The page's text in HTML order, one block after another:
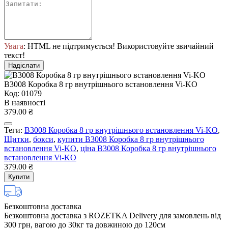
Увага: HTML не підтримується! Використовуйте звичайний
текст!
Надіслати
В3008 Коробка 8 гр внутрішнього встановлення Vi-KO
Код: 01079
В наявності
379.00 ₴
Теги: В3008 Коробка 8 гр внутрішнього встановлення Vi-KO,
Щитки, бокси, купити В3008 Коробка 8 гр внутрішнього
встановлення Vi-KO, ціна В3008 Коробка 8 гр внутрішнього
встановлення Vi-KO
379.00 ₴
Купити
Безкоштовна доставка
Безкоштовна доставка з ROZETKA Delivery для замовлень від
300 грн, вагою до 30кг та довжиною до 120см